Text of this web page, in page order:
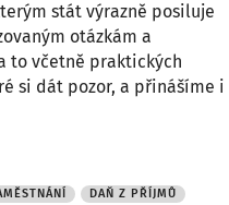
stát výrazně posiluje
otázkám a
to včetně praktických
si dát pozor, a přinášíme i
DAŇ Z PŘÍJMŮ